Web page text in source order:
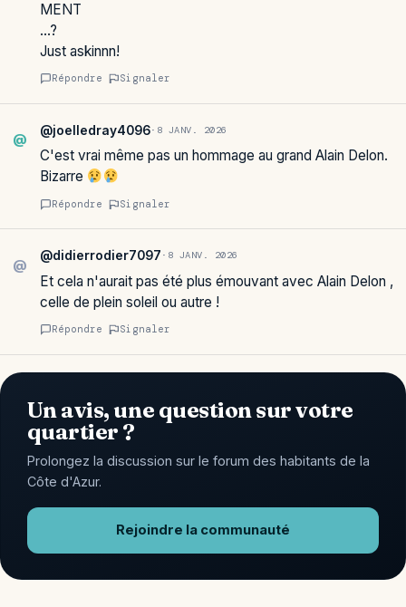
MENT
…?
Just askinnn!
Répondre Signaler
@
@joelledray4096· 8 JANV. 2026
C'est vrai même pas un hommage au grand Alain Delon.
Bizarre
Répondre Signaler
@
@didierrodier7097 · 8 JANV. 2026
Et cela n'aurait pas été plus émouvant avec Alain Delon ,
celle de plein soleil ou autre !
Répondre Signaler
Un avis, une question sur votre
quartier ?
Prolongez la discussion sur le forum des habitants de la
Côte d'Azur.
Rejoindre la communauté